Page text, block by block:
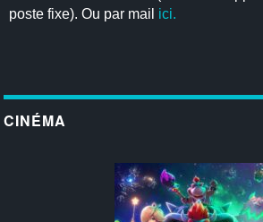
poste fixe). Ou par mail ici.
CINÉMA